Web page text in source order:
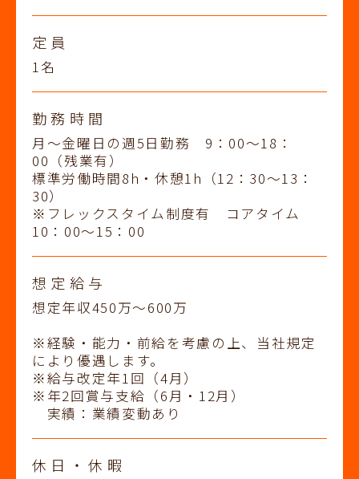
定員
1名
勤務時間
月～金曜日の週5日勤務 9：00～18：
00（残業有）
標準労働時間8h・休憩1h（12：30～13：
30）
※フレックスタイム制度有 コアタイム
10：00～15：00
想定給与
想定年収450万～600万
※経験・能力・前給を考慮の上、当社規定
により優遇します。
※給与改定年1回（4月）
※年2回賞与支給（6月・12月）
実績：業績変動あり
休日・休暇